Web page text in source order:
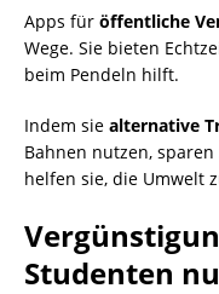
Apps für öffentliche
Wege. Sie bieten
beim Pendeln hilft.
Indem sie alternative
Bahnen nutzen,
helfen sie, die Umwelt
Studenten